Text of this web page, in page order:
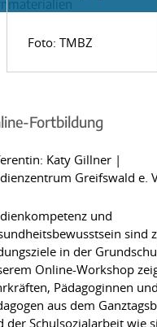
Foto: TMBZ
Fortbildung
Katy Gillner |
Greifswald e.
und
sind
in der
Online-Workshop
Pädagoginnen und
aus dem
der Schulsozialarbeit wie